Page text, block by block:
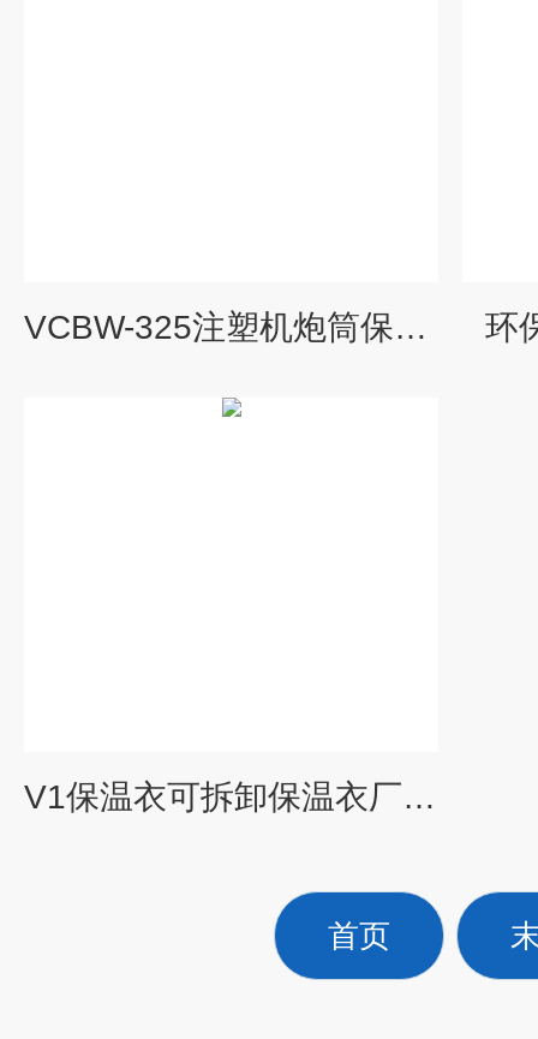
VCBW-325注塑机炮筒保温套管道保温隔热套 环
V1保温衣可拆卸保温衣厂家批发
首页